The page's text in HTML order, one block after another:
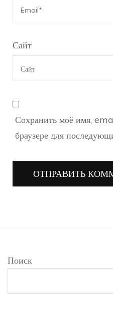
Сайт
Сохранить моё имя,
браузере для
Поиск